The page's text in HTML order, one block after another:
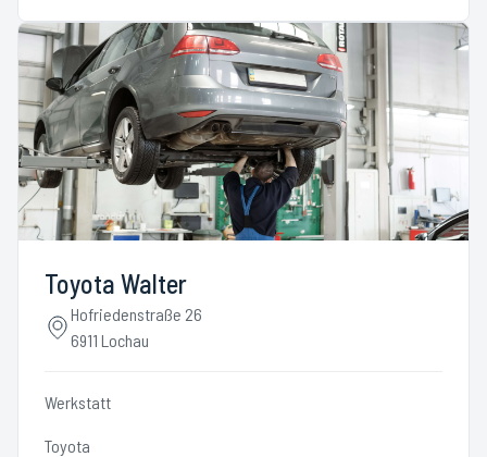
Toyota Walter
Hofriedenstraße 26
6911 Lochau
Werkstatt
Toyota